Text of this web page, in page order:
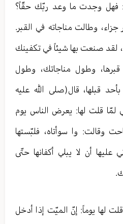
فهل وجدت ما وعد ربّك حقّاً؟
وطالت مناجاته في القبر.
لقد صنعت بها شيئاً في تكفينك
وطول مناجاتك، وطول
قبلها، قال(صلى الله عليه
لمّا قلت لها: يعرض الناس يوم
وقالت: وا سوأتاه، فلبّستها
عليها أن لا يبلي أكفانها حتّى
لها يوماً: إنّ الميّت إذا أدخل